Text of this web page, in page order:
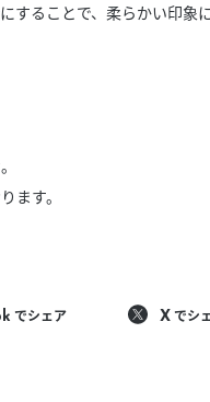
することで、柔らかい印象
ます。
でシェア X でシ